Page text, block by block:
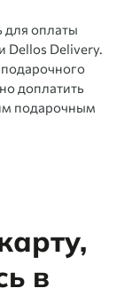
для оплаты
Dellos Delivery.
доплатить
подарочным
в